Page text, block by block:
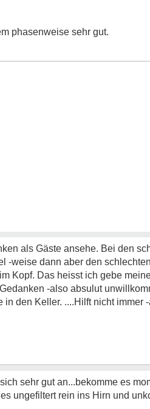
phasenweise sehr gut.
als Gäste ansehe. Bei den
-weise dann aber den
Kopf. Das heisst ich gebe
-also absulut
den Keller. ....Hilft nicht immer -
sehr gut an...bekomme es
ungefiltert rein ins Hirn und